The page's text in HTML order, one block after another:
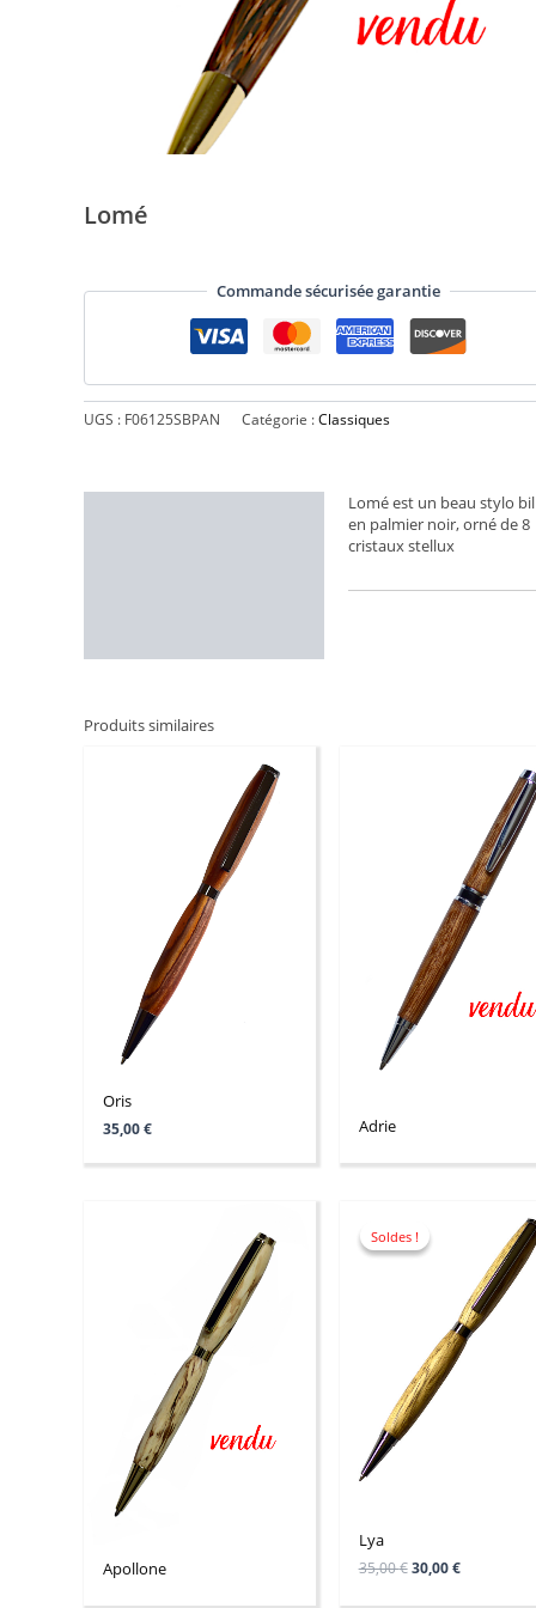
Lomé
Commande sécurisée garantie
UGS : F06125SBPAN Catégorie :Classiques
Lomé est un beau stylo
en palmier noir, orné de 8
cristaux stellux
Produits similaires
Oris
35,00€ Adrie
Apollone
Soldes !
Soldes !
Lya
35,00€
initial
était :
30,00€
actuel
30,00 €.